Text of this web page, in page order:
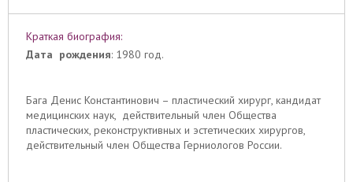
Краткая биография:
Дата рождения: 1980 год.
Бага Денис Константинович – пластический хирург, кандидат
медицинских наук, действительный член Общества
пластических, реконструктивных и эстетических хирургов,
действительный член Общества Герниологов России.